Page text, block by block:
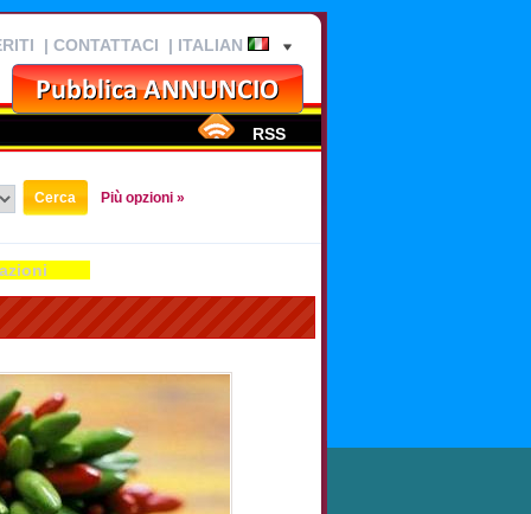
| CONTATTACI | ITALIAN
RSS
Più opzioni »